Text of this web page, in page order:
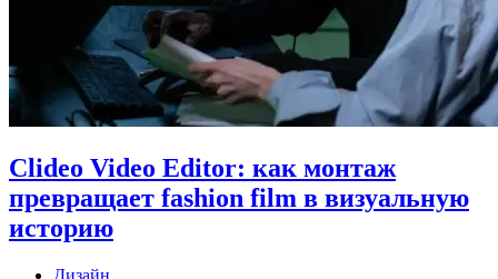
Clideo Video Editor: как монтаж
превращает fashion film в визуальную
историю